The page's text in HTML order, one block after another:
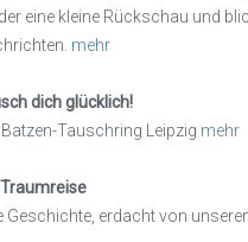
eine kleine Rückschau und
mehr
dich glücklich!
Batzen-Tauschring Leipzig mehr
Traumreise
Geschichte, erdacht von